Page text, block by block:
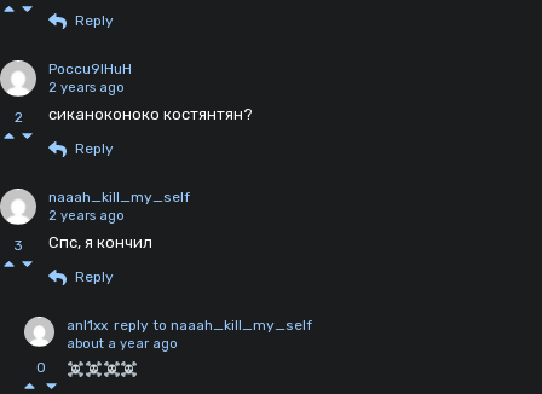
Reply
2
Poccu9IHuH
2 years ago
сиканоконоко костянтян?
Reply
3
naaah_kill_my_self
2 years ago
Спс, я кончил
Reply
0
anl1xx reply to naaah_kill_my_self
about a year ago